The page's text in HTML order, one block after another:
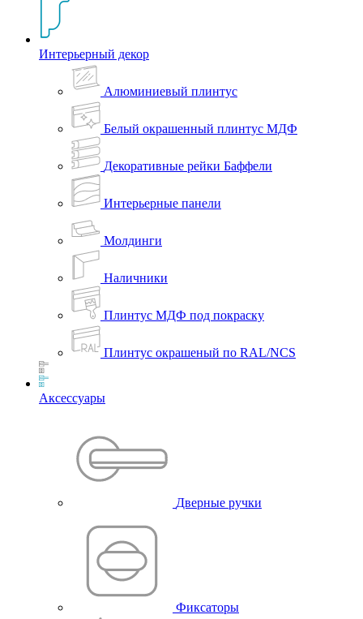
Интерьерный декор
Алюминиевый плинтус
Белый окрашенный плинтус МДФ
Декоративные рейки Баффели
Интерьерные панели
Молдинги
Наличники
Плинтус МДФ под покраску
Плинтус окрашеный по RAL/NCS
Аксессуары
Дверные ручки
Фиксаторы